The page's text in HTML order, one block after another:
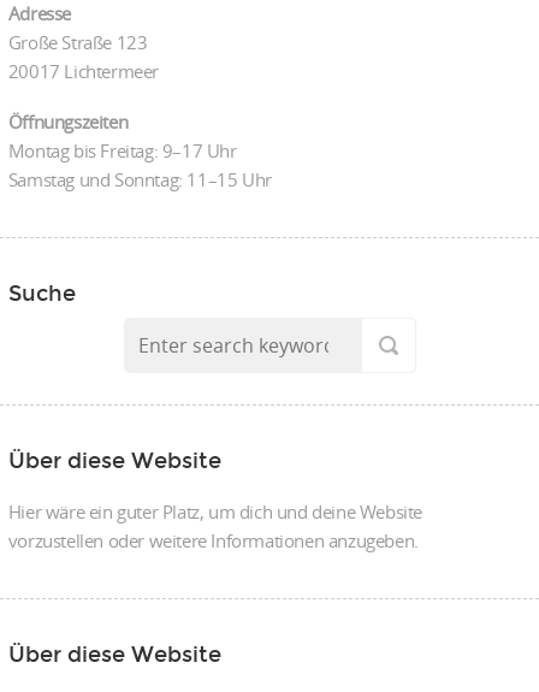
Adresse
Große Straße 123
20017 Lichtermeer
Öffnungszeiten
Montag bis Freitag: 9–17 Uhr
Samstag und Sonntag: 11–15 Uhr
Suche
Über diese Website
Hier wäre ein guter Platz, um dich und deine Website
vorzustellen oder weitere Informationen anzugeben.
Über diese Website